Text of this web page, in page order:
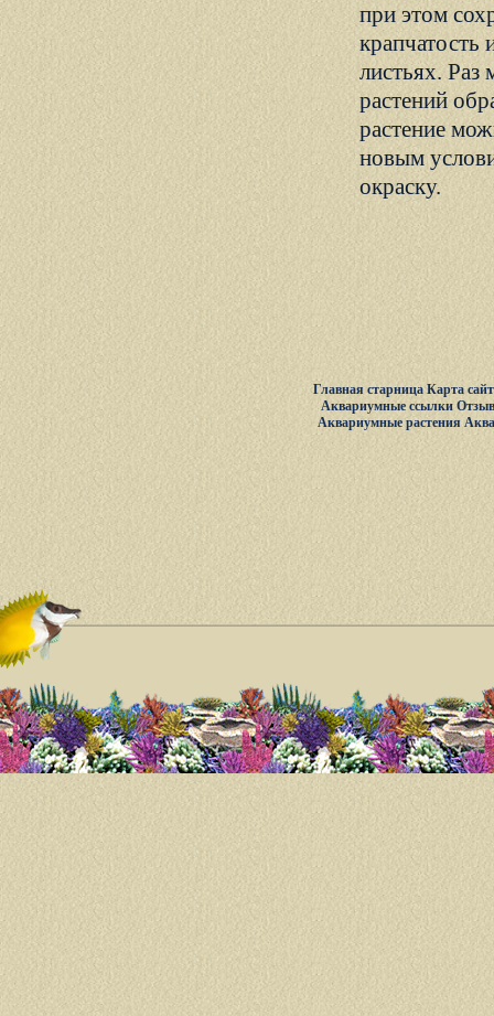
при этом
крапчатость
листьях. Раз
растений
растение
новым
окраску.
Главная старница Карта
Аквариумные ссылки
Аквариумные растения